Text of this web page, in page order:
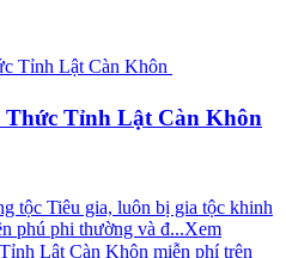
Thức Tỉnh Lật Càn Khôn
tộc Tiêu gia, luôn bị gia tộc khinh
phú phi thường và đ...Xem
Lật Càn Khôn miễn phí trên